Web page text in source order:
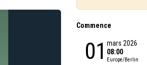
Commence
01 mars 2026
08:00
Europe/Berlin